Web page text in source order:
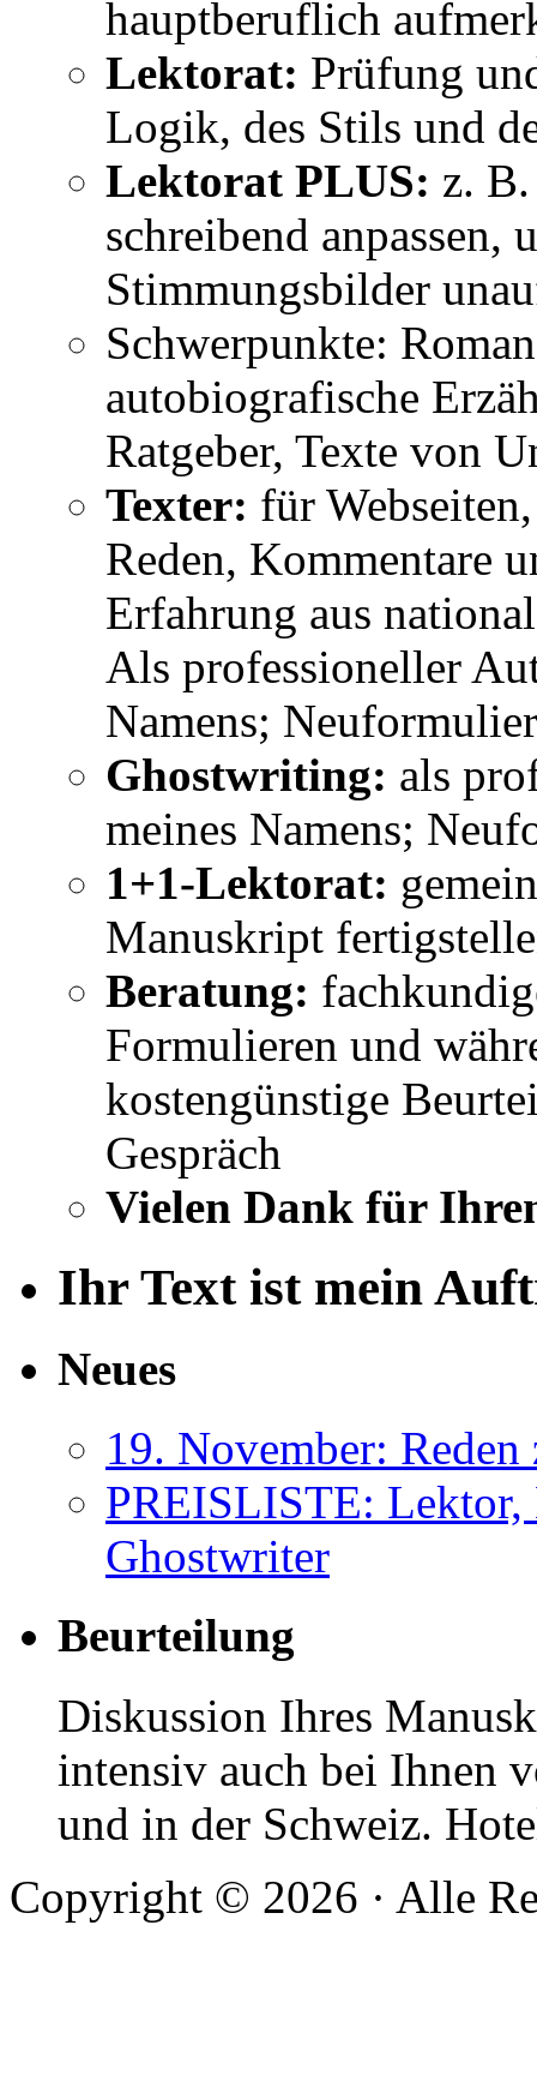
hauptberuflich
Lektorat: Prüfung
Logik, des Stils und
Lektorat PLUS: z.
schreibend anpassen,
Stimmungsbilder
Schwerpunkte:
autobiografische
Ratgeber, Texte von
Texter: für
Reden, Kommentare
Erfahrung aus
Als professioneller
Namens;
Ghostwriting: als
meines Namens;
1+1-Lektorat:
Manuskript
Beratung:
Formulieren und
kostengünstige
Gespräch
Vielen Dank für
Ihr Text ist mein
Neues
19. November:
PREISLISTE: Lektor,
Ghostwriter
Beurteilung
Diskussion Ihres
intensiv auch bei Ihnen
und in der Schweiz.
Copyright © 2026 · Alle